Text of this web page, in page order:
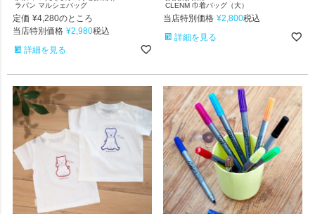
ラパン マルシェバッグ
定価 ¥4,280のところ
当店特別価格 ¥2,980税込
詳細を見る
CLENM 巾着バッグ（大）
当店特別価格 ¥2,800税込
詳細を見る